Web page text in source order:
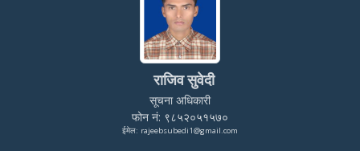
राजिव सुवेदी
सूचना अधिकारी
फोन नं: ९८५२०५१५७०
ईमेल: rajeebsubedi1@gmail.com